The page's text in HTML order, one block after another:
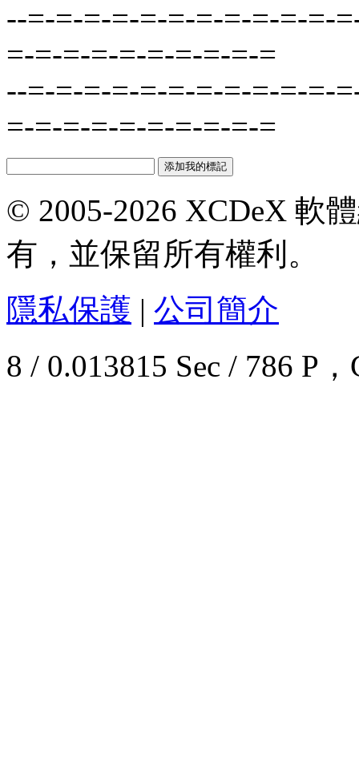
--=-=-=-=-=-=-=-=-=-=-=-
=-=-=-=-=-=-=-=-=-=
--=-=-=-=-=-=-=-=-=-=-=-
=-=-=-=-=-=-=-=-=-=
© 2005-2026 XCDeX 軟
有，並保留所有權利。
隱私保護 | 公司簡介
8 / 0.013815 Sec / 786 P